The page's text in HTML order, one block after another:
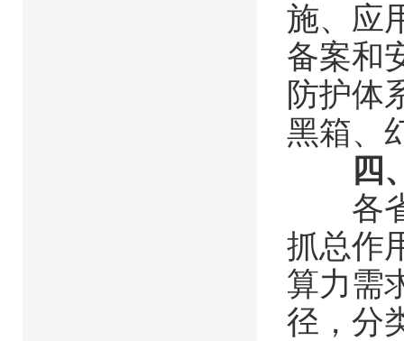
施、应
备案和
防护体
黑箱、
四
各省
抓总作
算力需
径，分